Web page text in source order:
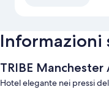
Informazioni
TRIBE Manchester
Hotel elegante nei pressi